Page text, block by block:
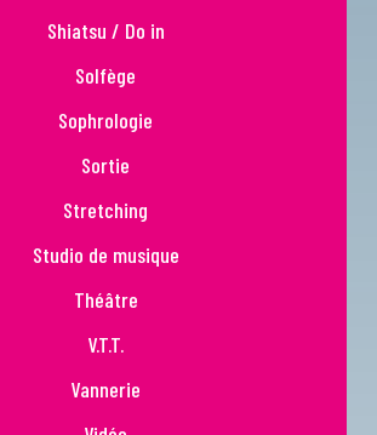
Shiatsu / Do in
Solfège
Sophrologie
Sortie
Stretching
Studio de musique
Théâtre
V.T.T.
Vannerie